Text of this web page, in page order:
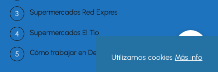
Supermercados Red Expres
Supermercados El Tio
Cómo trabajar en Devoto?
Utilizamos cookies Más info